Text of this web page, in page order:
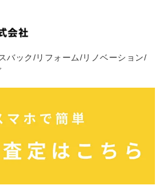
バック/リフォーム/リノベーション/